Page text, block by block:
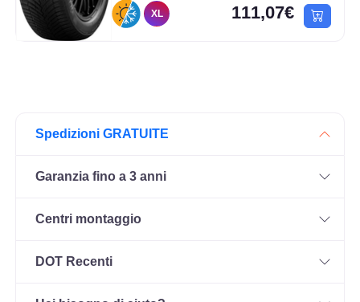
XL 111,07€
Spedizioni GRATUITE
Garanzia fino a 3 anni
Centri montaggio
DOT Recenti